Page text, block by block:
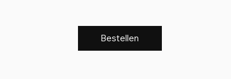
Bestellen